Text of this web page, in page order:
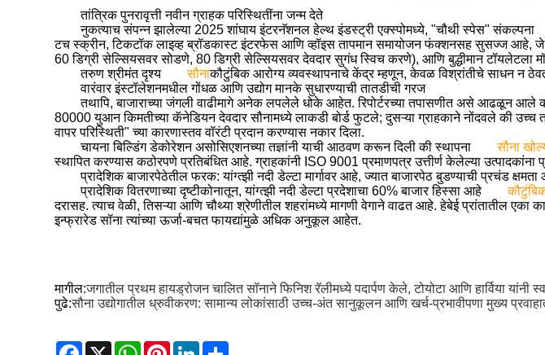
तांत्रिक पुनरावृत्ती नवीन ग्राहक परिस्थितींना जन्म देते
नुकत्याच संपन्न झालेल्या 2025 शांघाय इंटरनॅशनल हेल्थ इंडस्ट्री एक्स्पोमध्ये, "चौथी स्पेस" संकल्पना
टच स्क्रीन, टिकटॉक लाइव्ह ब्रॉडकास्ट इंटरफेस आणि व्हॉइस तापमान समायोजन फंक्शनसह सुसज्ज आहे,
60 डिग्री सेल्सियसवर सोडणे, 80 डिग्री सेल्सियसवर देवदार सुगंध स्विच करणे), आणि बुद्धीमान टॉयलेटला
तरुण श्रीमंत दृश्य
सौनाकौटुंबिक आरोग्य व्यवस्थापनाचे केंद्र म्हणून, केवळ विश्रांतीचे साधन न
वारंवार इंस्टॉलेशनमधील गोंधळ आणि उद्योग मानके सुधारण्याची तातडीची गरज
तथापि, बाजाराच्या जंगली वाढीमागे अनेक लपलेले धोके आहेत. रिपोर्टरच्या तपासणीत असे आढळून आले
80000 युआन किमतीच्या कॅनेडियन देवदार सौनामध्ये लाकडी बोर्ड फुटले; दुसऱ्या ग्राहकाने नोंदवले की उच्च
वापर परिस्थिती" च्या कारणास्तव वॉरंटी प्रदान करण्यास नकार दिला.
चायना बिल्डिंग डेकोरेशन असोसिएशनच्या तज्ञांनी याची आठवण करून दिली की स्थापना
सौना
स्थापित करण्यास कठोरपणे प्रतिबंधित आहे. ग्राहकांनी ISO 9001 प्रमाणपत्र उत्तीर्ण केलेल्या उत्पादकांना
प्रादेशिक बाजारपेठेतील फरक: यांग्त्झी नदी डेल्टा मार्गावर आहे, ज्यात बाजारपेठ बुडण्याची प्रचंड
प्रादेशिक वितरणाच्या दृष्टीकोनातून, यांग्त्झी नदी डेल्टा प्रदेशाचा 60% बाजार हिस्सा आहे
दरासह. त्याच वेळी, तिसऱ्या आणि चौथ्या श्रेणीतील शहरांमध्ये मागणी वेगाने वाढत आहे. हेबेई प्रांतातील
इन्फ्रारेड सॉना त्यांच्या ऊर्जा-बचत फायद्यांमुळे अधिक अनुकूल आहेत.
मागील:जगातील प्रथम हायड्रोजन चालित सॉनाने फिनिश रॅलीमध्ये पदार्पण केले, टोयोटा आणि हार्विया यांनी
पुढे:सौना उद्योगातील ध्रुवीकरण: सामान्य लोकांसाठी उच्च-अंत सानुकूलन आणि खर्च-प्रभावीपणा मुख्य
Facebook
X WhatsApp
PinterestLinkedIn